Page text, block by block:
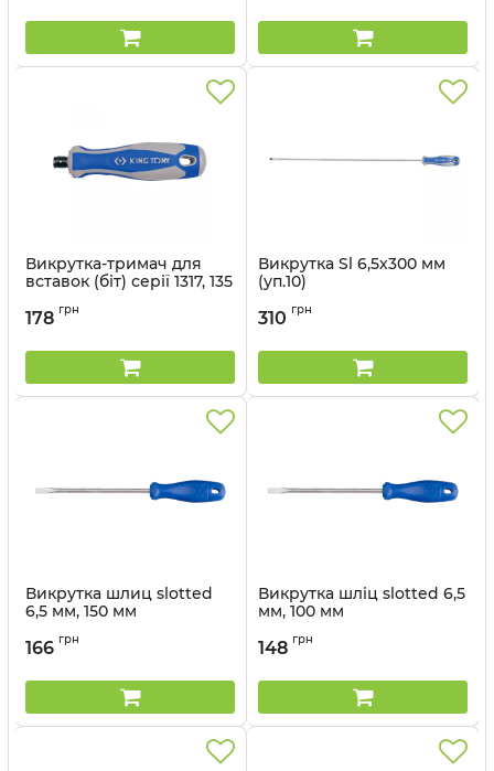
Викрутка-тримач для
вставок (біт) серії 1317, 135
Артикул:
178 грн
Викрутка Sl 6,5х300 мм
(уп.10)
310 грн
Викрутка шлиц slotted
6,5 мм, 150 мм
166 грн
Викрутка шліц slotted 6,5
мм, 100 мм
148 грн